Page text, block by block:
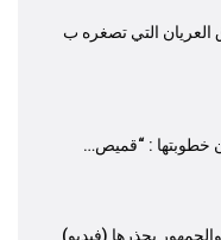
التي تصغره ب
خطوبتها : “قميص…
يحذرها (فيديو)